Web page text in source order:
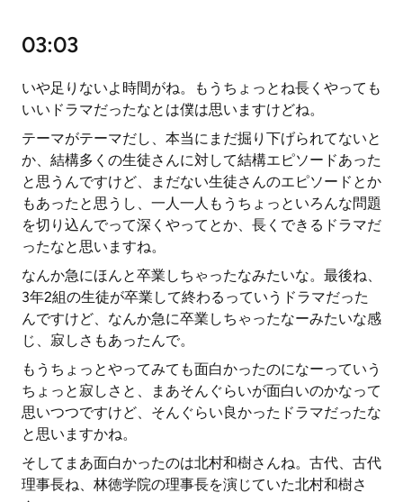
03:03
いや足りないよ時間がね。もうちょっとね長くやっても
いいドラマだったなとは僕は思いますけどね。
テーマがテーマだし、本当にまだ掘り下げられてないと
か、結構多くの生徒さんに対して結構エピソードあった
と思うんですけど、まだない生徒さんのエピソードとか
もあったと思うし、一人一人もうちょっといろんな問題
を切り込んでって深くやってとか、長くできるドラマだ
ったなと思いますね。
なんか急にほんと卒業しちゃったなみたいな。最後ね、
3年2組の生徒が卒業して終わるっていうドラマだった
んですけど、なんか急に卒業しちゃったなーみたいな感
じ、寂しさもあったんで。
もうちょっとやってみても面白かったのになーっていう
ちょっと寂しさと、まあそんぐらいが面白いのかなって
思いつつですけど、そんぐらい良かったドラマだったな
と思いますかね。
そしてまあ面白かったのは北村和樹さんね。古代、古代
理事長ね、林徳学院の理事長を演じていた北村和樹さ